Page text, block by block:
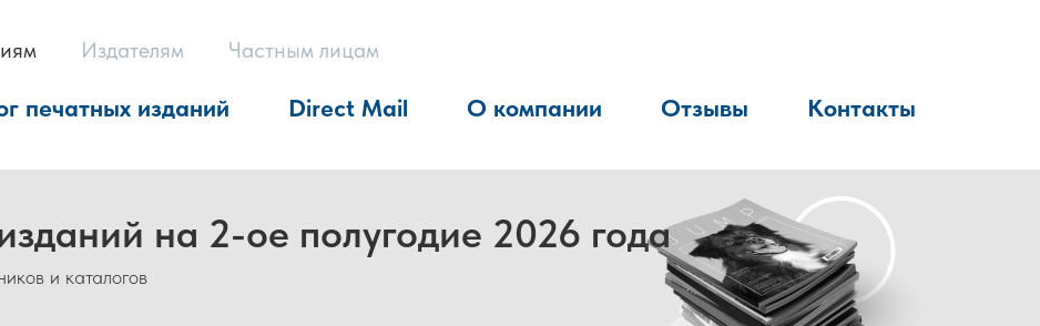
Издателям Частным лицам
печатных изданий Direct Mail О компании Отзывы Контакты
на 2-ое полугодие 2026 года
и каталогов